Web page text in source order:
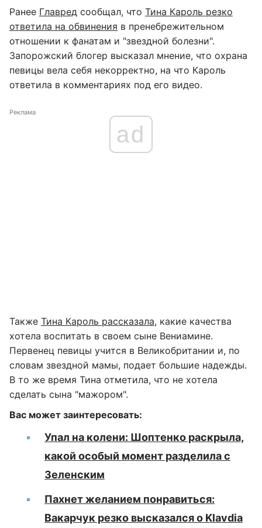
Ранее Главред сообщал, что Тина Кароль резко
ответила на обвинения в пренебрежительном
отношении к фанатам и "звездной болезни".
Запорожский блогер высказал мнение, что охрана
певицы вела себя некорректно, на что Кароль
ответила в комментариях под его видео.
Реклама
ad
Также Тина Кароль рассказала, какие качества
хотела воспитать в своем сыне Вениамине.
Первенец певицы учится в Великобритании и, по
словам звездной мамы, подает большие надежды.
В то же время Тина отметила, что не хотела
сделать сына "мажором".
Вас может заинтересовать:
Упал на колени: Шоптенко раскрыла,
какой особый момент разделила с
Зеленским
Пахнет желанием понравиться:
Вакарчук резко высказался о Klavdia